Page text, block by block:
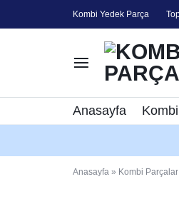
Kombi Yedek Parça
KOMBI
YEDEK
PARÇA
KOMBI
Anasayfa
Anasayfa » Kombi